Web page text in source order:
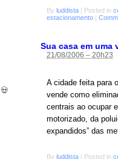
By luddista Posted in
estacionamento
Sua casa em uma
21/08/2006 – 20h23
A cidade feita para
vende como
centrais ao ocupar
motorizado, da
expandidos” das
By luddista | Posted in
💀